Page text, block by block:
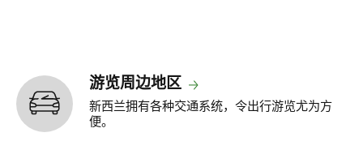
游览周边地区
新西兰拥有各种交通系统，令出行游览尤为方
便。